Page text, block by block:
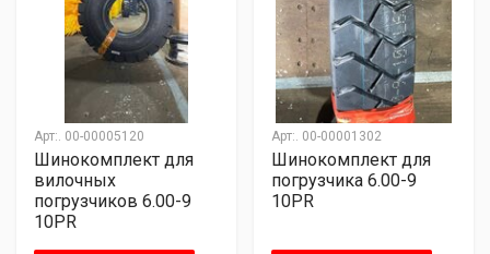
Арт:. 00-00005120
Шинокомплект для
вилочных
погрузчиков 6.00-9
10PR
Арт:. 00-00001302
Шинокомплект для
погрузчика 6.00-9
10PR